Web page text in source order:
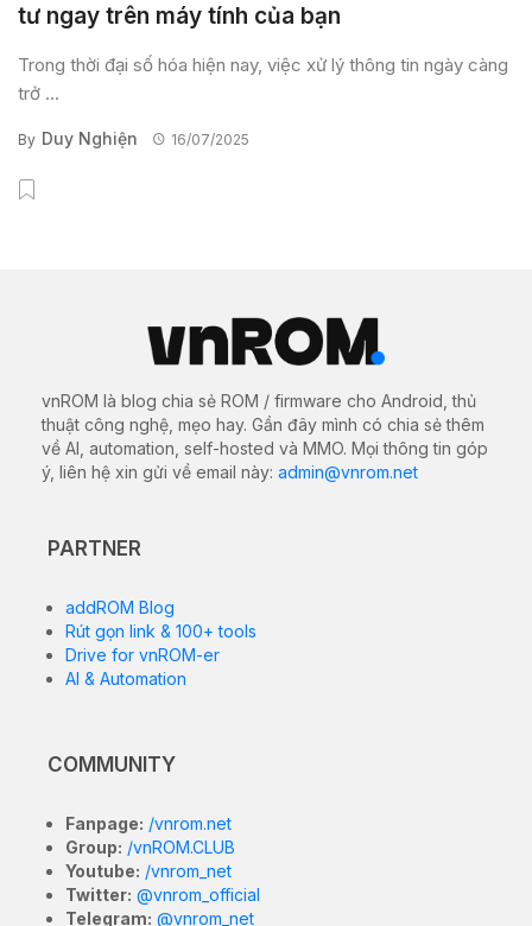
tư ngay trên máy tính của bạn
Trong thời đại số hóa hiện nay, việc xử lý thông tin ngày càng
trở ...
By Duy Nghiện 16/07/2025
vnROM là blog chia sẻ ROM / firmware cho Android, thủ
thuật công nghệ, mẹo hay. Gần đây mình có chia sẻ thêm
về AI, automation, self-hosted và MMO. Mọi thông tin góp
ý, liên hệ xin gửi về email này: admin@vnrom.net
PARTNER
addROM Blog
Rút gọn link & 100+ tools
Drive for vnROM-er
AI & Automation
COMMUNITY
Fanpage: /vnrom.net
Group: /vnROM.CLUB
Youtube: /vnrom_net
Twitter: @vnrom_official
Telegram: @vnrom_net